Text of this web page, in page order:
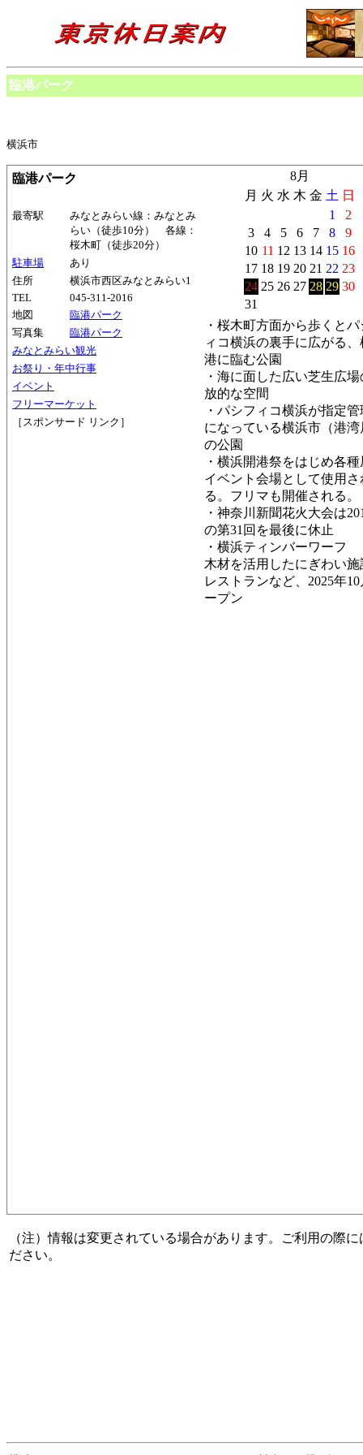
臨港パーク
横浜市
臨港パーク
最寄駅
みなとみらい線：みなとみ
らい（徒歩10分） 各線：
桜木町（徒歩20分）
駐車場
あり
住所
横浜市西区みなとみらい1
TEL
045-311-2016
地図
臨港パーク
写真集
臨港パーク
みなとみらい観光
お祭り・年中行事
イベント
フリーマーケット
［スポンサード リンク］
8月
月 火 水 木 金 土 日
1
2
3
4 5 6 7 8
9
10 11 12 13 14 15 16
17 18 19 20 21 22 23
24 25 26 27 28 29 30
31
・桜木町方面から歩くと
ィコ横浜の裏手に広がる、
港に臨む公園
・海に面した広い芝生広
放的な空間
・パシフィコ横浜が指定
になっている横浜市（港湾
の公園
・横浜開港祭をはじめ各
イベント会場として使用さ
る。フリマも開催される。
・神奈川新聞花火大会は
の第31回を最後に休止
・横浜ティンバーワーフ
木材を活用したにぎわい施
レストランなど、2025年
ープン
（注）情報は変更されている場合があります。ご利用の際
ださい。